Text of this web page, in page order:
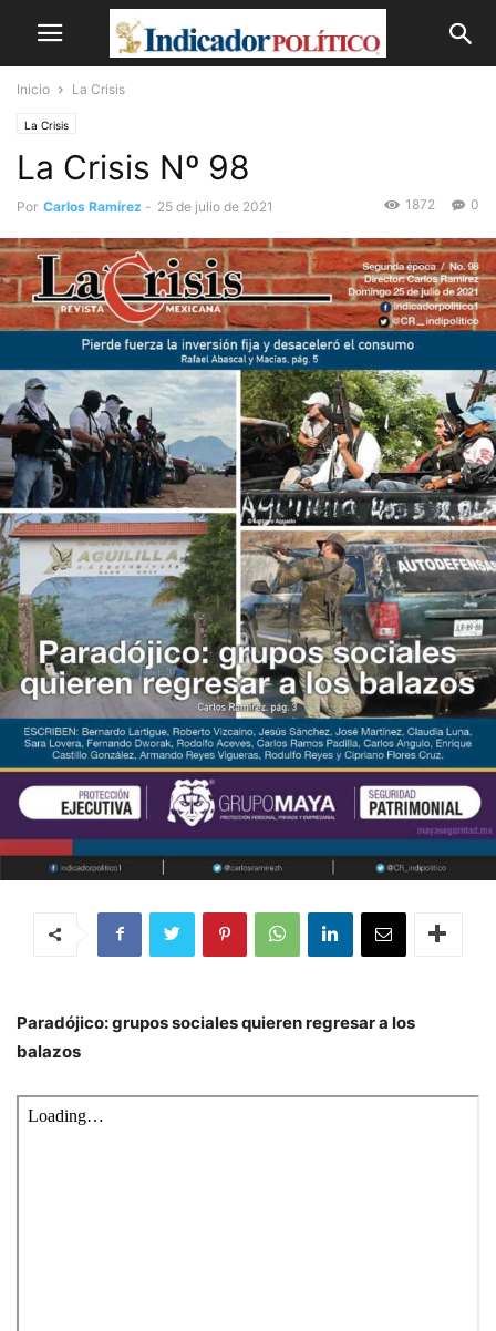
Inicio La Crisis
La Crisis
La Crisis Nº 98
Por Carlos Ramírez - 25 de julio de 2021 0
1872
Paradójico: grupos sociales quieren regresar a los
balazos